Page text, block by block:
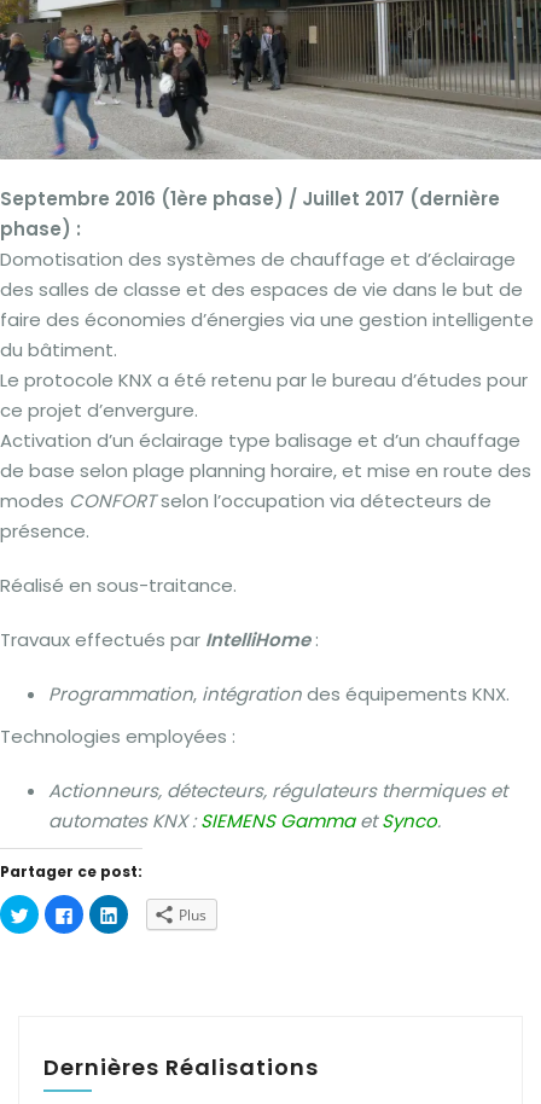
Septembre 2016 (1ère phase) / Juillet 2017 (dernière
phase) :
Domotisation des systèmes de chauffage et d’éclairage
des salles de classe et des espaces de vie dans le but de
faire des économies d’énergies via une gestion intelligente
du bâtiment.
Le protocole KNX a été retenu par le bureau d’études pour
ce projet d’envergure.
Activation d’un éclairage type balisage et d’un chauffage
de base selon plage planning horaire, et mise en route des
modes CONFORTselon l’occupation via détecteurs de
présence.
Réalisé en sous-traitance.
Travaux effectués par IntelliHome:
Programmation, intégrationdes équipements KNX.
Technologies employées :
Actionneurs, détecteurs, régulateurs thermiques et
automates KNX :SIEMENS GammaetSynco.
Partager ce post:
Cliquez
pour
partager
Cliquez
pour
partager
Cliquez
pour Plus
Dernières Réalisations